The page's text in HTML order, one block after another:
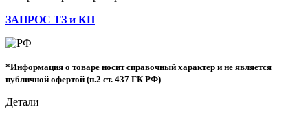
ЗАПРОС ТЗ и КП
*Информация о товаре носит справочный характер и не является
публичной офертой (п.2 ст. 437 ГК РФ)
Детали